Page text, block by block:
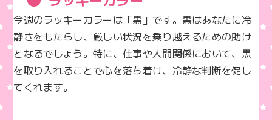
今週のラッキーカラーは「黒」です。黒はあなたに冷
静さをもたらし、厳しい状況を乗り越えるための助け
となるでしょう。特に、仕事や人間関係において、黒
を取り入れることで心を落ち着け、冷静な判断を促し
てくれます。